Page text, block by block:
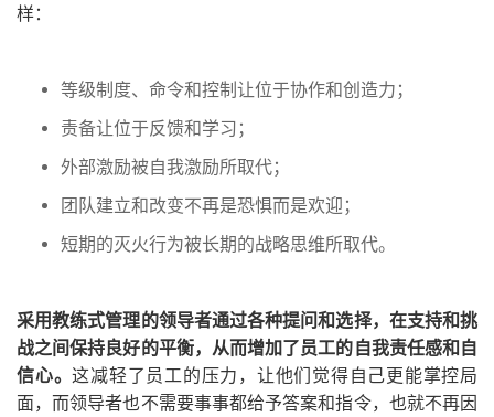
样：
等级制度、命令和控制让位于协作和创造力；
责备让位于反馈和学习；
外部激励被自我激励所取代；
团队建立和改变不再是恐惧而是欢迎；
短期的灭火行为被长期的战略思维所取代。
采用教练式管理的领导者通过各种提问和选择，在支持和挑
战之间保持良好的平衡，从而增加了员工的自我责任感和自
信心。这减轻了员工的压力，让他们觉得自己更能掌控局
面，而领导者也不需要事事都给予答案和指令，也就不再因